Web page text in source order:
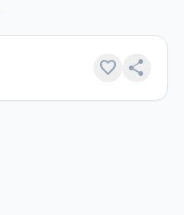
favorite share